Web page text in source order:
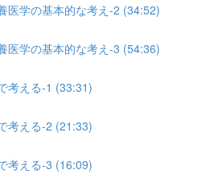
医学の基本的な考え-2 (34:52)
医学の基本的な考え-3 (54:36)
考える-1 (33:31)
考える-2 (21:33)
考える-3 (16:09)